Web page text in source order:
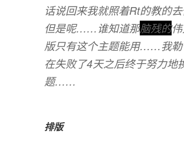
话说回来我就照着Rt的教的去
但是呢……谁知道那脑残的
版只有这个主题能用……我勒
在失败了4天之后终于努力地
题……
排版